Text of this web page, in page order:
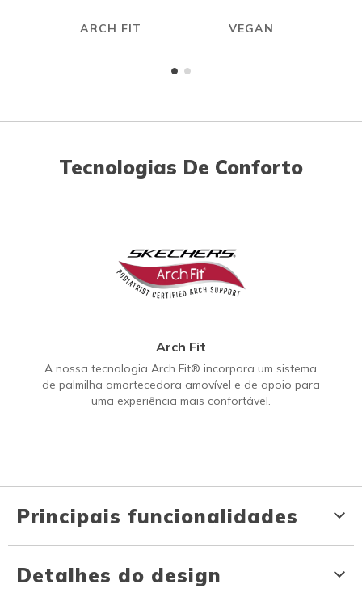
ARCH FIT
VEGAN
Tecnologias De Conforto
Arch Fit
A nossa tecnologia Arch Fit® incorpora um sistema
de palmilha amortecedora amovível e de apoio para
uma experiência mais confortável.
Principais funcionalidades
Detalhes do design